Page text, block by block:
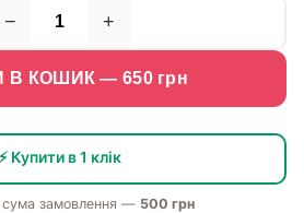
− +
В КОШИК — 650грн
⚡ Купити в 1 клік
сума замовлення — 500 грн